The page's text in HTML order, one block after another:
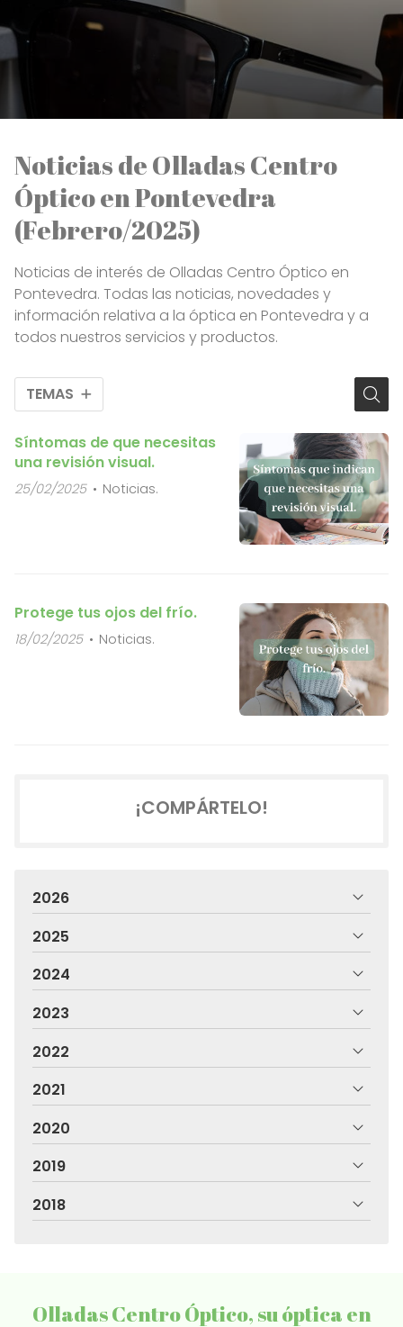
Noticias de Olladas Centro
Óptico en Pontevedra
(Febrero/2025)
Noticias de interés de Olladas Centro Óptico en
Pontevedra. Todas las noticias, novedades y
información relativa a la óptica en Pontevedra y a
todos nuestros servicios y productos.
TEMAS
Síntomas de que necesitas
una revisión visual.
25/02/2025 Noticias.
Protege tus ojos del frío.
18/02/2025 Noticias.
¡COMPÁRTELO!
2026
2025
2024
2023
2022
2021
2020
2019
2018
Olladas Centro Óptico, su óptica en